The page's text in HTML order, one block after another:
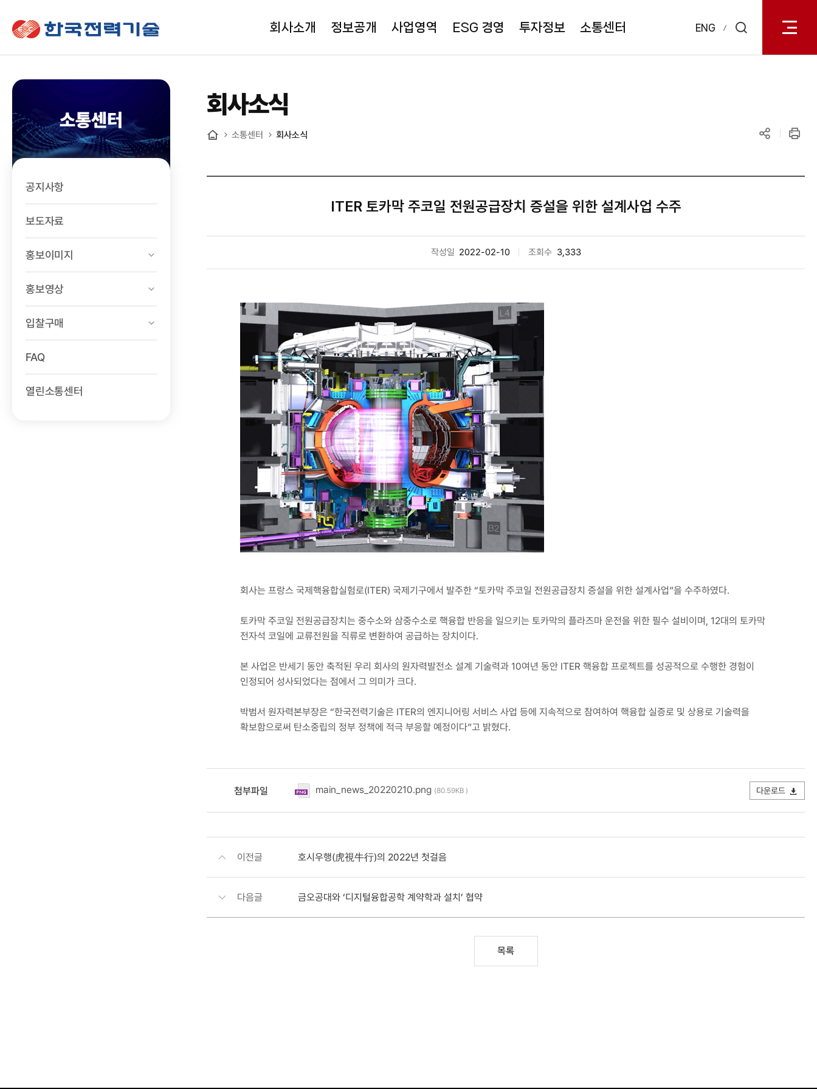
한국전력기술
회사소개 정보공개 사업영역 ESG 경영 투자정보 소통센터 ENG
열기
소통센터
공지사항
보도자료
홍보이미지
홍보영상
입찰구매
FAQ
열린소통센터
회사소식
소통센터 회사소식
ITER 토카막 주코일 전원공급장치 증설을 위한 설계사업 수주
작성일 2022-02-10 조회수 3,333
회사는 프랑스 국제핵융합실험로(ITER) 국제기구에서 발주한 “토카막 주코일 전원공급장치 증설을 위한 설계사업”을 수주하였다.
토카막 주코일 전원공급장치는 중수소와 삼중수소로 핵융합 반응을 일으키는 토카막의 플라즈마 운전을 위한 필수 설비이며, 12대의 토카막
전자석 코일에 교류전원을 직류로 변환하여 공급하는 장치이다.
본 사업은 반세기 동안 축적된 우리 회사의 원자력발전소 설계 기술력과 10여년 동안 ITER 핵융합 프로젝트를 성공적으로 수행한 경험이
인정되어 성사되었다는 점에서 그 의미가 크다.
박범서 원자력본부장은 “한국전력기술은 ITER의 엔지니어링 서비스 사업 등에 지속적으로 참여하여 핵융합 실증로 및 상용로 기술력을
확보함으로써 탄소중립의 정부 정책에 적극 부응할 예정이다”고 밝혔다.
첨부파일 main_news_20220210.png (80.59KB ) 다운로드
이전글 호시우행(虎視牛行)의 2022년 첫걸음
다음글 금오공대와 ‘디지털융합공학 계약학과 설치’ 협약
목록